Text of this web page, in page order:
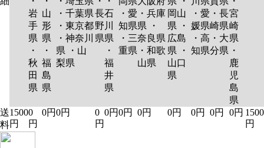
岩
手
県
・
秋
田
県
山
形
県
・
福
島
県
・千葉県
・東京都
・神奈川
県 ・山
梨県
長
野
県
石
川
県
・
福
井
県
・愛
知県
・三
重県
・兵庫
県 ・
奈良県
・和歌
山県
岡山
県 ・
広島
県 ・
山口
県
・愛
媛県
・高
知県
・長
崎県
・大
分県
宮
崎
県
・
鹿
児
島
県
送
料
1500
円
0
円
0円0円
0
円
0円0円 0円 0円 0円 0円 0円 1500
円